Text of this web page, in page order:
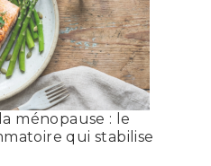
ménopause : le
qui stabilise